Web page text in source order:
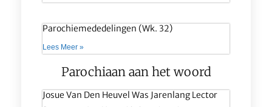
Parochiemededelingen (wk. 32)
Lees Meer »
Parochiaan aan het woord
Josue Van Den Heuvel Was Jarenlang Lector